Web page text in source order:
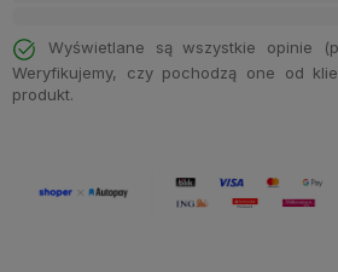
Wyświetlane są wszystkie opinie
Weryfikujemy, czy pochodzą one od
produkt.